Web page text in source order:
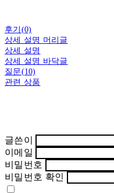
후기(0)
상세 설명 머리글
상세 설명
상세 설명 바닥글
질문(10)
관련 상품
글쓴이
이메일
비밀번호
비밀번호 확인